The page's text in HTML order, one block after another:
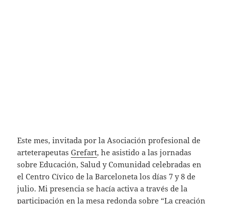
Este mes, invitada por la Asociación profesional de
arteterapeutasGrefart, he asistido a las jornadas
sobre Educación, Salud y Comunidad celebradas en
el Centro Cívico de la Barceloneta los días 7 y 8 de
julio. Mi presencia se hacía activa a través de la
participación en la mesa redonda sobre “La creación